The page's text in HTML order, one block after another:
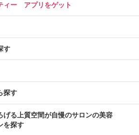
ィー アプリをゲット
す
探す
げる上質空間が自慢のサロンの美容
を探す